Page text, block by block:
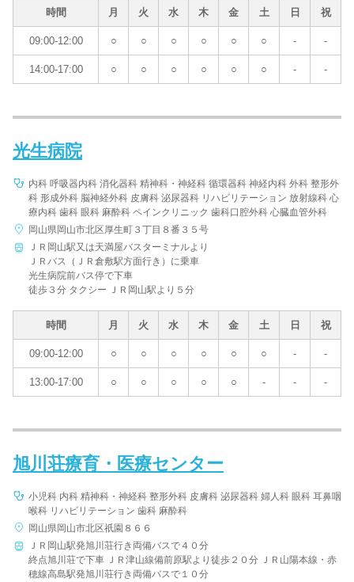
時間 月 火 水 木 金 土 日 祝
09:00-12:00 ○ ○ ○ ○ ○ ○ - -
14:00-17:00 ○ ○ ○ ○ ○ ○ - -
光生病院
内科 呼吸器内科 消化器科 精神科・神経科 循環器科 神経内科 外科 整形外
科 形成外科 脳神経外科 皮膚科 泌尿器科 リハビリテーション 放射線科 心
療内科 歯科 眼科 麻酔科 ペインクリニック 歯科口腔外科 心臓血管外科
岡山県岡山市北区厚生町３丁目８番３５号
ＪＲ岡山駅又は天満屋バスターミナルより
ＪＲバス（ＪＲ倉敷駅方面行き）に乗車
光生病院前バス停で下車
徒歩３分 タクシー ＪＲ岡山駅より５分
時間 月 火 水 木 金 土 日 祝
09:00-12:00 ○ ○ ○ ○ ○ ○ - -
13:00-17:00 ○ ○ ○ ○ ○ - - -
旭川荘療育・医療センター
小児科 内科 精神科・神経科 整形外科 皮膚科 泌尿器科 婦人科 眼科 耳鼻咽
喉科 リハビリテーション 歯科 麻酔科
岡山県岡山市北区祇園８６６
ＪＲ岡山駅発旭川荘行き両備バスで４０分
終点旭川荘で下車 ＪＲ津山線備前原駅より徒歩２０分 ＪＲ山陽本線・赤
穂線高島駅発旭川荘行き両備バスで１０分